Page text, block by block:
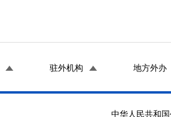
驻外机构 地方外办
中华人民共和